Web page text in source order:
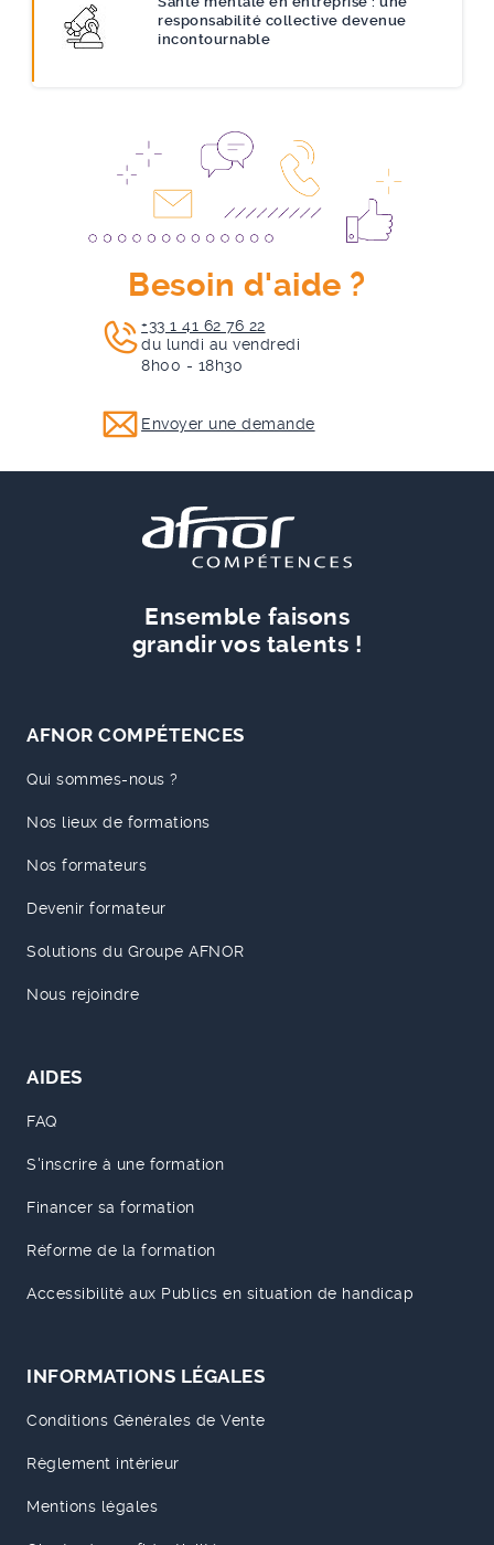
responsabilité collective devenue
incontournable
Besoin d'aide ?
+33 1 41 62 76 22
du lundi au vendredi
8h00 - 18h30
Envoyer une demande
Ensemble faisons
grandir vos talents !
AFNOR COMPÉTENCES
Qui sommes-nous ?
Nos lieux de formations
Nos formateurs
Devenir formateur
Solutions du Groupe AFNOR
Nous rejoindre
AIDES
FAQ
S'inscrire à une formation
Financer sa formation
Réforme de la formation
Accessibilité aux Publics en situation de handicap
INFORMATIONS LÉGALES
Conditions Générales de Vente
Règlement intérieur
Mentions légales